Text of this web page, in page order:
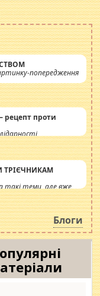
попередження
рецепт проти
ТРІЄЧНИКАМ
такі теми, але вже
інсенуації
Штучно
катастрофа.
Блоги